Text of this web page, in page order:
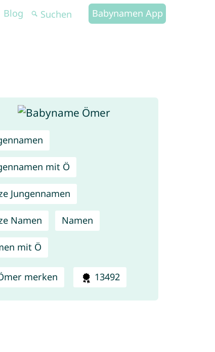
Blog Babynamen App
mit Ö
Jungennamen
Namen Namen
mit Ö
merken 13492